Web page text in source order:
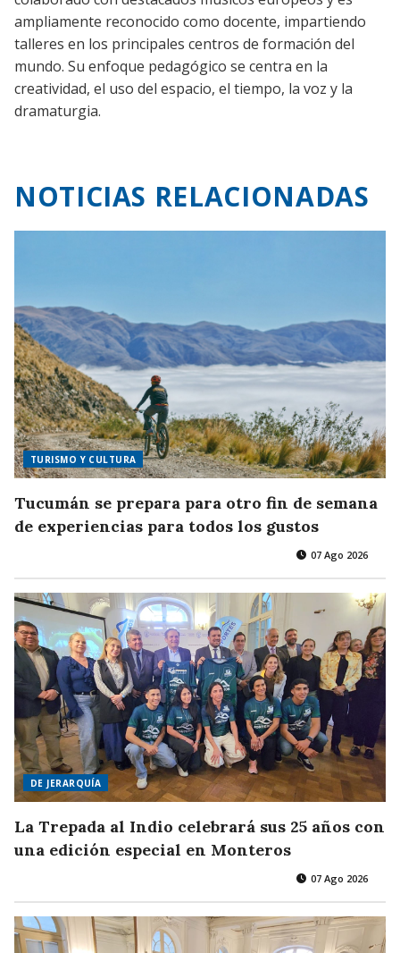
ampliamente reconocido como docente, impartiendo
talleres en los principales centros de formación del
mundo. Su enfoque pedagógico se centra en la
creatividad, el uso del espacio, el tiempo, la voz y la
dramaturgia.
NOTICIAS RELACIONADAS
TURISMO Y CULTURA
Tucumán se prepara para otro fin de semana
de experiencias para todos los gustos
07 Ago 2026
DE JERARQUÍA
La Trepada al Indio celebrará sus 25 años con
una edición especial en Monteros
07 Ago 2026